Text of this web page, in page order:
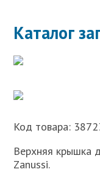
Каталог
Код товара:
Верхняя крышка
Zanussi.